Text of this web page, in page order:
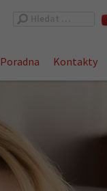
Vyhledávání
Poradna Kontakty